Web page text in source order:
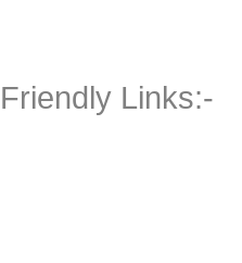
Friendly Links:-